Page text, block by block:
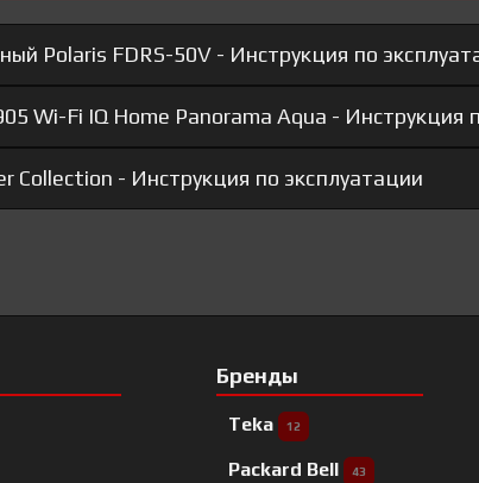
Polaris FDRS-50V - Инструкция по
Wi-Fi IQ Home Panorama Aqua - Инструкция
Collection - Инструкция по эксплуатации
Бренды
Teka 12
Packard Bell 43